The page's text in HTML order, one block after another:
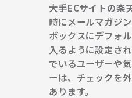
大手ECサイトの楽
時にメールマガジ
ボックスにデフォ
入るように設定さ
でいるユーザーや
ーは、チェックを
あります。